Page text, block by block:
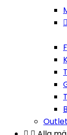

Outlet